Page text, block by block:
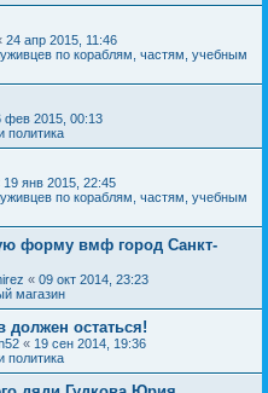
24 апр 2015, 11:46
по кораблям, частям, учебным
фев 2015, 00:13
политика
19 янв 2015, 22:45
по кораблям, частям, учебным
форму вмф город Санкт-
« 09 окт 2014, 23:23
магазин
остаться!
« 19 сен 2014, 19:36
политика